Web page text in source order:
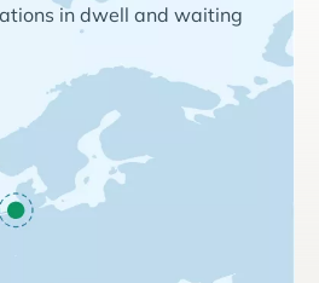
in dwell and waiting